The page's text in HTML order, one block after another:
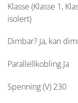
Klasse (Klasse 1,
isolert)
Dimbar? Ja, kan
Parallellkobling Ja
Spenning (V) 230